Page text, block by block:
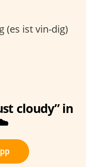
(es ist vin-dig)
cloudy” in